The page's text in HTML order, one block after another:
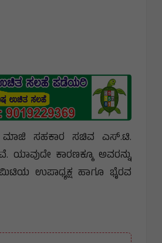
ಮಾಜಿ ಸಹಕಾರ ಸಚಿವ ಎಸ್.ಟಿ.
ಕಾರಣಕ್ಕೂ ಅವರನ್ನು
ಉಪಾಧ್ಯಕ್ಷ ಹಾಗೂ ಭೈರವ